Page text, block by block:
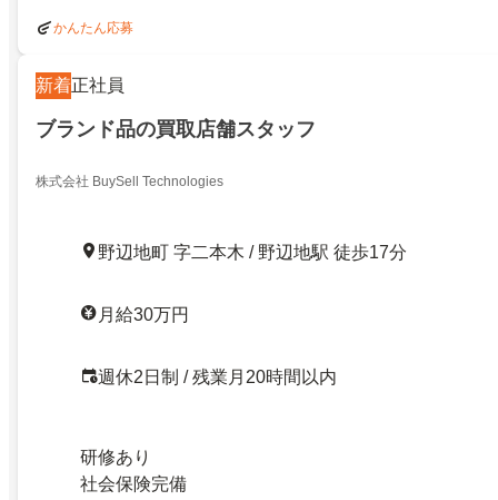
かんたん応募
新着正社員
ブランド品の買取店舗スタッフ
株式会社 BuySell Technologies
野辺地町 字二本木 / 野辺地駅 徒歩17分
月給30万円
週休2日制 / 残業月20時間以内
研修あり
社会保険完備